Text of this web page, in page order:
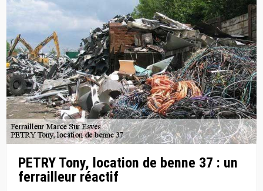
PETRY Tony, location de benne 37 : un
ferrailleur réactif